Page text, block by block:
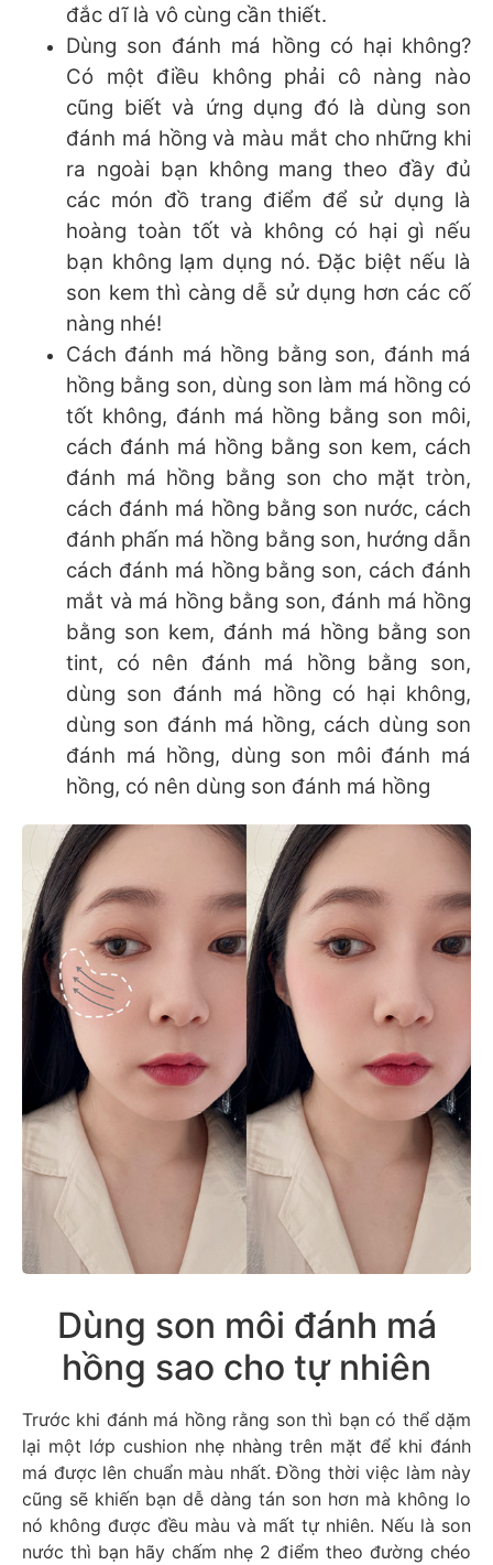
đắc dĩ là vô cùng cần thiết.
Dùng son đánh má hồng có hại không?
Có một điều không phải cô nàng nào
cũng biết và ứng dụng đó là dùng son
đánh má hồng và màu mắt cho những khi
ra ngoài bạn không mang theo đầy đủ
các món đồ trang điểm để sử dụng là
hoàng toàn tốt và không có hại gì nếu
bạn không lạm dụng nó. Đặc biệt nếu là
son kem thì càng dễ sử dụng hơn các cố
nàng nhé!
Cách đánh má hồng bằng son, đánh má
hồng bằng son, dùng son làm má hồng có
tốt không, đánh má hồng bằng son môi,
cách đánh má hồng bằng son kem, cách
đánh má hồng bằng son cho mặt tròn,
cách đánh má hồng bằng son nước, cách
đánh phấn má hồng bằng son, hướng dẫn
cách đánh má hồng bằng son, cách đánh
mắt và má hồng bằng son, đánh má hồng
bằng son kem, đánh má hồng bằng son
tint, có nên đánh má hồng bằng son,
dùng son đánh má hồng có hại không,
dùng son đánh má hồng, cách dùng son
đánh má hồng, dùng son môi đánh má
hồng, có nên dùng son đánh má hồng
Dùng son môi đánh má
hồng sao cho tự nhiên
Trước khi đánh má hồng rằng son thì bạn có thể dặm
lại một lớp cushion nhẹ nhàng trên mặt để khi đánh
má được lên chuẩn màu nhất. Đồng thời việc làm này
cũng sẽ khiến bạn dễ dàng tán son hơn mà không lo
nó không được đều màu và mất tự nhiên. Nếu là son
nước thì bạn hãy chấm nhẹ 2 điểm theo đường chéo